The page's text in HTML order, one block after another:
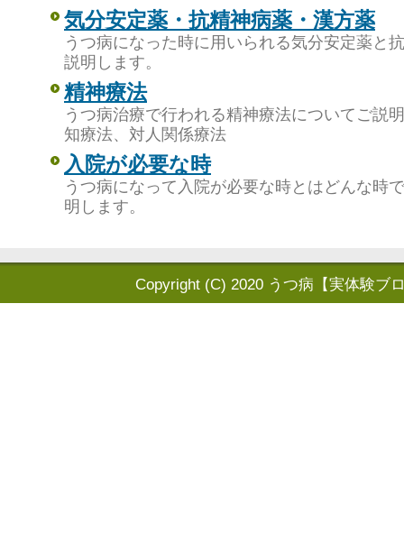
気分安定薬・抗精神病薬・漢方薬
うつ病になった時に用いられる気分安定薬と
説明します。
精神療法
うつ病治療で行われる精神療法についてご説
知療法、対人関係療法
入院が必要な時
うつ病になって入院が必要な時とはどんな時
明します。
Copyright (C) 2020 うつ病【実体験ブ